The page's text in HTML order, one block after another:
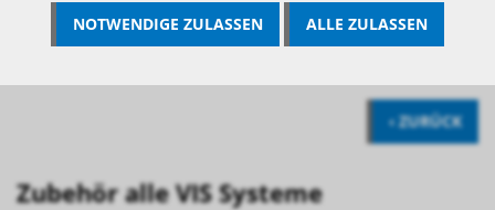
BÖSCH MRS › INSPEKTIONSTECHNIK
ZUBEHÖR ALLE VIS
‹ ZURÜCK
Zubehör alle VIS Systeme
NOTWENDIGE ZULASSEN ALLE ZULASSEN